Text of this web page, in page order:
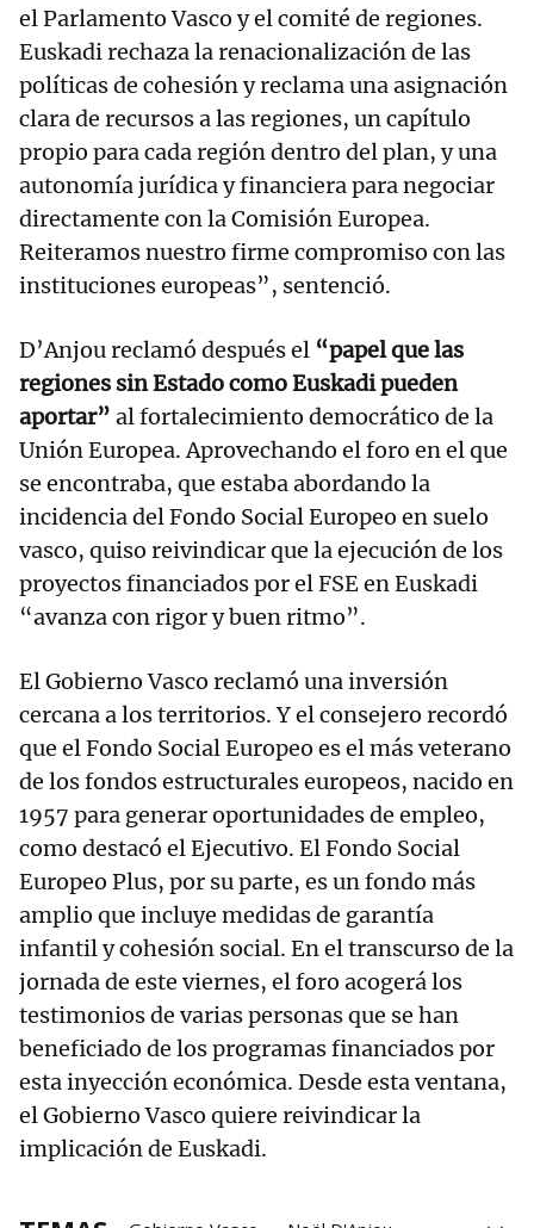
el Parlamento Vasco y el comité de regiones.
Euskadi rechaza la renacionalización de las
políticas de cohesión y reclama una asignación
clara de recursos a las regiones, un capítulo
propio para cada región dentro del plan, y una
autonomía jurídica y financiera para negociar
directamente con la Comisión Europea.
Reiteramos nuestro firme compromiso con las
instituciones europeas”, sentenció.
D’Anjou reclamó después el “papel que las
regiones sin Estado como Euskadi pueden
aportar” al fortalecimiento democrático de la
Unión Europea. Aprovechando el foro en el que
se encontraba, que estaba abordando la
incidencia del Fondo Social Europeo en suelo
vasco, quiso reivindicar que la ejecución de los
proyectos financiados por el FSE en Euskadi
“avanza con rigor y buen ritmo”.
El Gobierno Vasco reclamó una inversión
cercana a los territorios. Y el consejero recordó
que el Fondo Social Europeo es el más veterano
de los fondos estructurales europeos, nacido en
1957 para generar oportunidades de empleo,
como destacó el Ejecutivo. El Fondo Social
Europeo Plus, por su parte, es un fondo más
amplio que incluye medidas de garantía
infantil y cohesión social. En el transcurso de la
jornada de este viernes, el foro acogerá los
testimonios de varias personas que se han
beneficiado de los programas financiados por
esta inyección económica. Desde esta ventana,
el Gobierno Vasco quiere reivindicar la
implicación de Euskadi.